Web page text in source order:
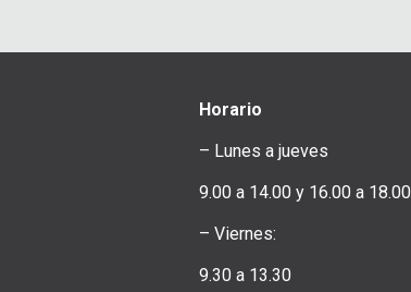
Horario
– Lunes a jueves
9.00 a 14.00 y 16.00 a 18.00
– Viernes:
9.30 a 13.30